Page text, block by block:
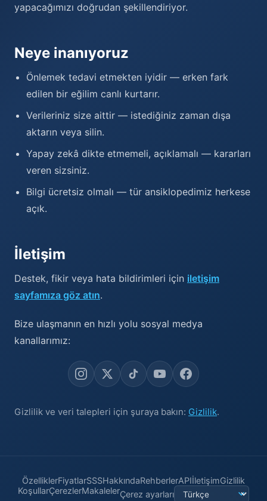
yapacağımızı doğrudan şekillendiriyor.
Neye inanıyoruz
Önlemek tedavi etmekten iyidir — erken fark
edilen bir eğilim canlı kurtarır.
Verileriniz size aittir — istediğiniz zaman dışa
aktarın veya silin.
Yapay zekâ dikte etmemeli, açıklamalı — kararları
veren sizsiniz.
Bilgi ücretsiz olmalı — tür ansiklopedimiz herkese
açık.
İletişim
Destek, fikir veya hata bildirimleri için iletişim
sayfamıza göz atın.
Bize ulaşmanın en hızlı yolu sosyal medya
kanallarımız:
Gizlilik ve veri talepleri için şuraya bakın: Gizlilik.
ÖzelliklerFiyatlarSSSHakkındaRehberlerAPIİletişimGizlilik
KoşullarÇerezlerMakalelerÇerez ayarları